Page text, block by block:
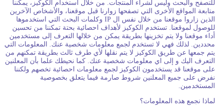
والبحث وليس لشراء المنتجات. من خلال استخدام الكوكيز، يمكننا
المواقع الأخرى التي تصفحها زوارنا قبل موقعنا، والأشخاص الآخرين
الذين زاروا موقعنا من خلال نفس ال IP وكلمات البحث التي استخدموها
لموقعنا. تستخدم الكوكيز لأهداف احصائية بحتة تمكننا من تحسين
موقعنا ولا يتم تخزينها بطريقة يمكن من خلالها التعرف إلى مستخدمين
لذلك فهي لا تستخدم لجمع معلومات شخصية عنك. المعلومات التي
جمعها عن طريق الكوكيز لا يتم نقلها لأي طرف ثالث بطريقة تمكنهم من
اليك و إلى اي معلومات شخصية عنك. كما نحيطك علما بأن المعلنين
موقعنا قد يستخدمون الكوكيز لجمع معلومات احصائية تخصهم ولكننا
على جميع المعلنين شروط صارمة فيما يتعلق بخصوصية
نجمع هذه المعلومات؟